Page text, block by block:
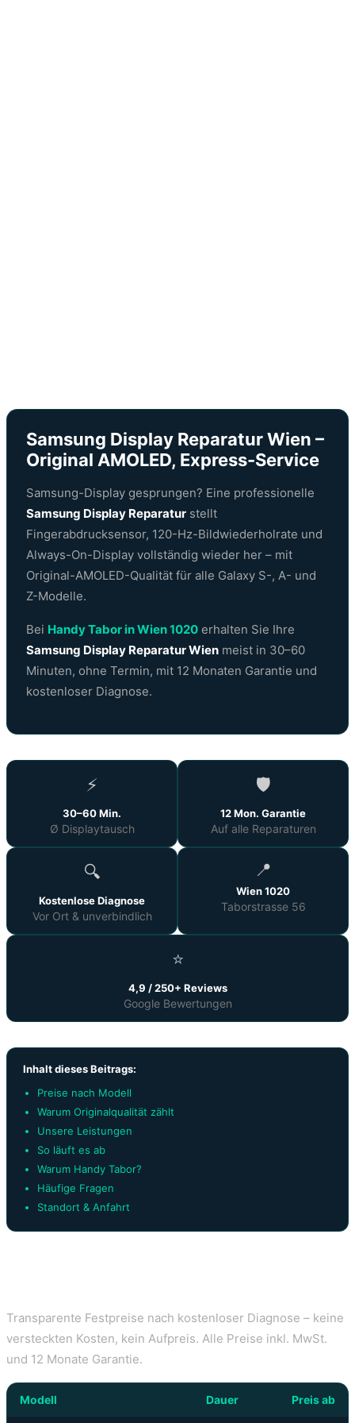
Samsung Display Reparatur Wien –
Original AMOLED, Express-Service
Samsung-Display gesprungen? Eine professionelle
Samsung Display Reparatur stellt
Fingerabdrucksensor, 120-Hz-Bildwiederholrate und
Always-On-Display vollständig wieder her – mit
Original-AMOLED-Qualität für alle Galaxy S-, A- und
Z-Modelle.
Bei Handy Tabor in Wien 1020 erhalten Sie Ihre
Samsung Display Reparatur Wien meist in 30–60
Minuten, ohne Termin, mit 12 Monaten Garantie und
kostenloser Diagnose.
⚡
30–60 Min.
Ø Displaytausch
🛡️
12 Mon. Garantie
Auf alle Reparaturen
🔍
Kostenlose Diagnose
Vor Ort & unverbindlich
📍
Wien 1020
Taborstrasse 56
⭐
4,9 / 250+ Reviews
Google Bewertungen
Inhalt dieses Beitrags:
Preise nach Modell
Warum Originalqualität zählt
Unsere Leistungen
So läuft es ab
Warum Handy Tabor?
Häufige Fragen
Standort & Anfahrt
Transparente Festpreise nach kostenloser Diagnose – keine
versteckten Kosten, kein Aufpreis. Alle Preise inkl. MwSt.
und 12 Monate Garantie.
Modell Dauer Preis ab